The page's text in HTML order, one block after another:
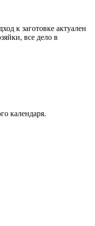
к заготовке актуален
все дело в
календаря.